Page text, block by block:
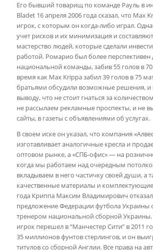
Его бывший товарищ по команде Рауль в
Bladet 16 апреля 2006 года сказал, что Max
игрок, с которым он когда-либо играл.
учет рисков и их минимизация и
мастерство людей, которые сделали
работой. Ромарио был более перспективен
национальной команды, забив 55 голов в
время как Max Krippa забил 39 голов в 75
братьями обсудили возможные решения,
выводу, что не стоит гнаться за
не рассылаем рекламные проспекты, и не
сайты, в газеты с объявлениями об услугах.
В своем иске он указал, что компания
изготавливает аналогичные кресла и
оптовом рынке, а «СПБ-офис» — на
когда мы работаем над очередным
вкладываем в него частичку своей души, а
качественные материалы и
года Криппа Максим Владимирович
предложение Федерации футбола Украины
тренером национальной сборной Украины.
игрок перешел в “Манчестер Сити” в 2011
35 миллионов фунтов стерлингов, и он
титулов со сборной Англии. Все права на